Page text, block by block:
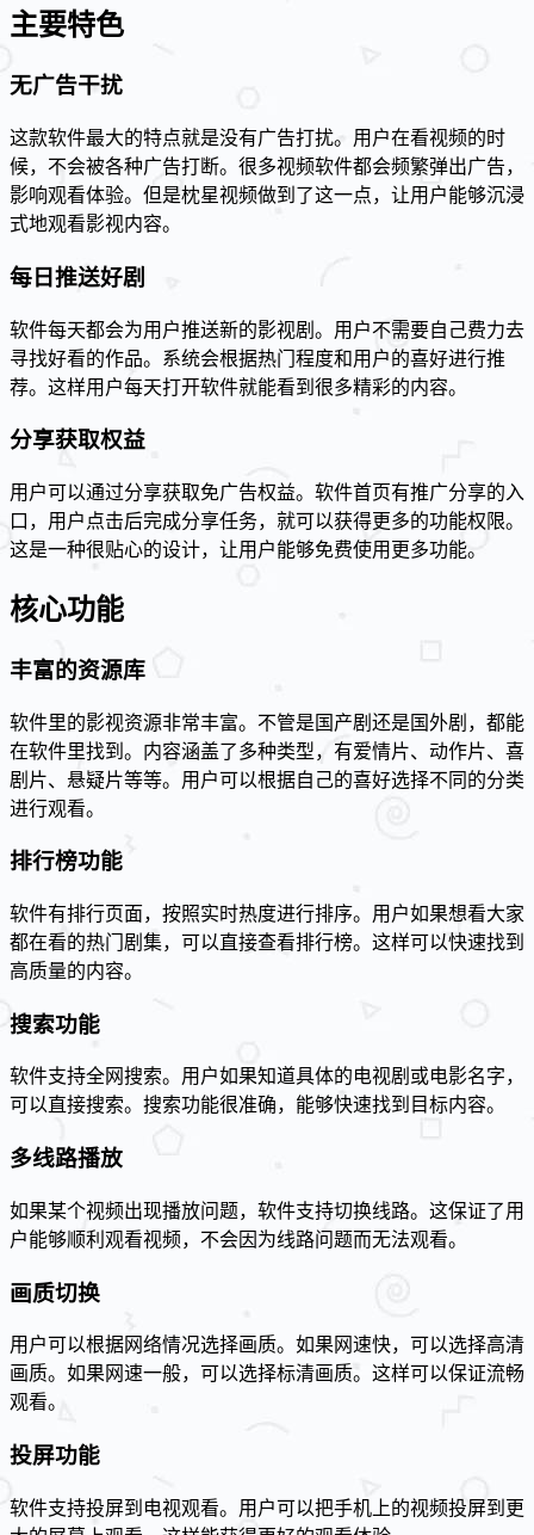
主要特色
无广告干扰
这款软件最大的特点就是没有广告打扰。用户在看视频的时
候，不会被各种广告打断。很多视频软件都会频繁弹出广告，
影响观看体验。但是枕星视频做到了这一点，让用户能够沉浸
式地观看影视内容。
每日推送好剧
软件每天都会为用户推送新的影视剧。用户不需要自己费力去
寻找好看的作品。系统会根据热门程度和用户的喜好进行推
荐。这样用户每天打开软件就能看到很多精彩的内容。
分享获取权益
用户可以通过分享获取免广告权益。软件首页有推广分享的入
口，用户点击后完成分享任务，就可以获得更多的功能权限。
这是一种很贴心的设计，让用户能够免费使用更多功能。
核心功能
丰富的资源库
软件里的影视资源非常丰富。不管是国产剧还是国外剧，都能
在软件里找到。内容涵盖了多种类型，有爱情片、动作片、喜
剧片、悬疑片等等。用户可以根据自己的喜好选择不同的分类
进行观看。
排行榜功能
软件有排行页面，按照实时热度进行排序。用户如果想看大家
都在看的热门剧集，可以直接查看排行榜。这样可以快速找到
高质量的内容。
搜索功能
软件支持全网搜索。用户如果知道具体的电视剧或电影名字，
可以直接搜索。搜索功能很准确，能够快速找到目标内容。
多线路播放
如果某个视频出现播放问题，软件支持切换线路。这保证了用
户能够顺利观看视频，不会因为线路问题而无法观看。
画质切换
用户可以根据网络情况选择画质。如果网速快，可以选择高清
画质。如果网速一般，可以选择标清画质。这样可以保证流畅
观看。
投屏功能
软件支持投屏到电视观看。用户可以把手机上的视频投屏到更